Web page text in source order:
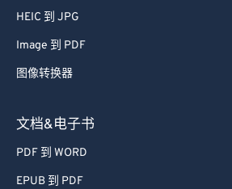
HEIC 到 JPG
Image 到 PDF
图像转换器
文档&电子书
PDF 到 WORD
EPUB 到 PDF